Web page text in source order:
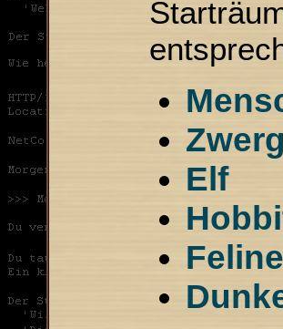
Zwerg
Elf
Feline